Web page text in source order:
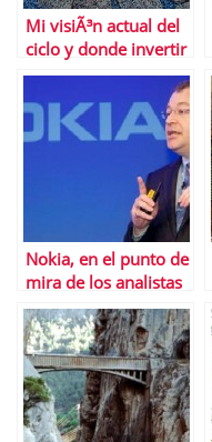
Mi visiÃ³n actual del
ciclo y donde invertir
Nokia, en el punto de
mira de los analistas